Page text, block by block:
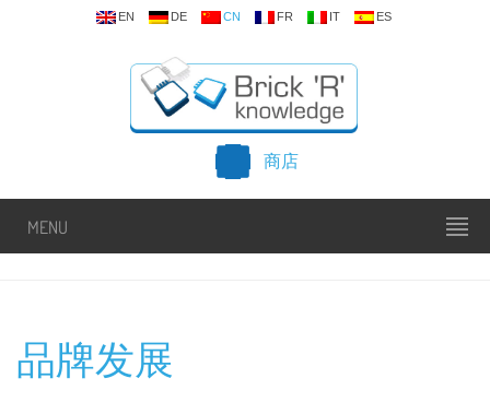
EN DE CN FR IT ES
商店
MENU
品牌发展